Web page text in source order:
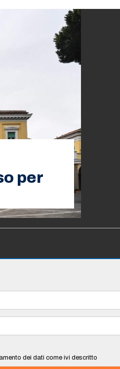
per
dei dati come ivi descritto